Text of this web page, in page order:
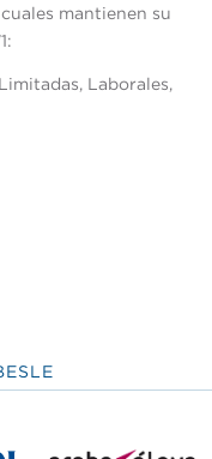
mantienen su
Laborales,